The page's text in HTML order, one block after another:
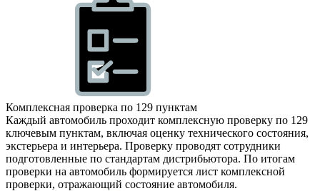
Комплексная проверка по 129 пунктам
Каждый автомобиль проходит комплексную проверку по 129
ключевым пунктам, включая оценку технического состояния,
экстерьера и интерьера. Проверку проводят сотрудники
подготовленные по стандартам дистрибьютора. По итогам
проверки на автомобиль формируется лист комплексной
проверки, отражающий состояние автомобиля.